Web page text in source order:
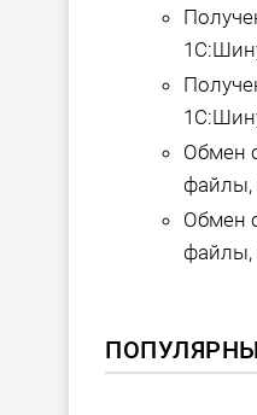
Обмен
файлы,
Обмен
файлы,